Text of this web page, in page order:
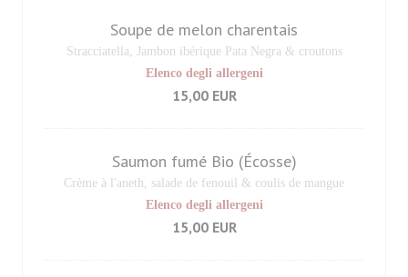
Soupe de melon charentais
Stracciatella, Jambon ibérique Pata Negra & croutons
Elenco degli allergeni
15,00 EUR
Saumon fumé Bio (Écosse)
Crème à l'aneth, salade de fenouil & coulis de mangue
Elenco degli allergeni
15,00 EUR